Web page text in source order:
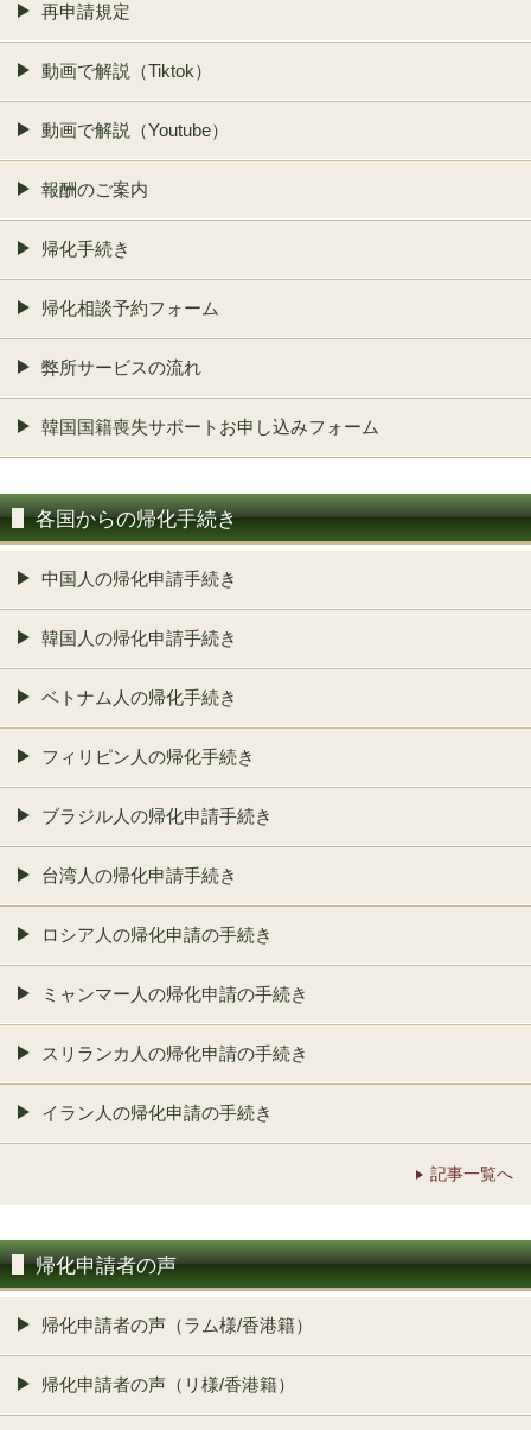
再申請規定
動画で解説（Tiktok）
動画で解説（Youtube）
報酬のご案内
帰化手続き
帰化相談予約フォーム
弊所サービスの流れ
韓国国籍喪失サポートお申し込みフォーム
各国からの帰化手続き
中国人の帰化申請手続き
韓国人の帰化申請手続き
ベトナム人の帰化手続き
フィリピン人の帰化手続き
ブラジル人の帰化申請手続き
台湾人の帰化申請手続き
ロシア人の帰化申請の手続き
ミャンマー人の帰化申請の手続き
スリランカ人の帰化申請の手続き
イラン人の帰化申請の手続き
記事一覧へ
帰化申請者の声
帰化申請者の声（ラム様/香港籍）
帰化申請者の声（リ様/香港籍）